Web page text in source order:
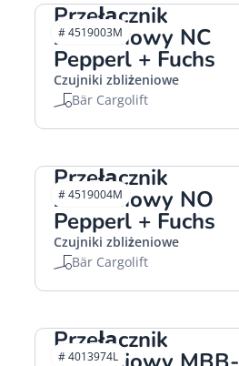
Przełącznik
zbliżeniowy NC
Pepperl + Fuchs
Czujniki zbliżeniowe
Bär Cargolift
# 4519003M
Przełącznik
zbliżeniowy NO
Pepperl + Fuchs
Czujniki zbliżeniowe
Bär Cargolift
# 4519004M
Przełącznik
# 4013974L